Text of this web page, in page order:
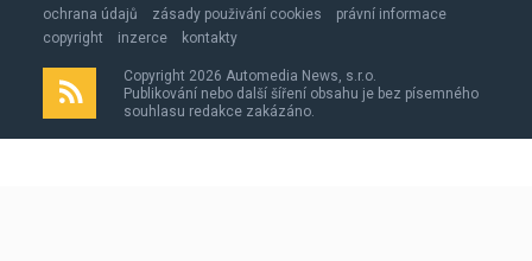
ochrana údajů zásady použivání cookies
právní informace
copyright
inzerce kontakty
Copyright 2026 Automedia News, s.r.o.
Publikování nebo další šíření obsahu je bez písemného
souhlasu redakce zakázáno.